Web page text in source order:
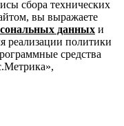
сбора технических
вы выражаете
данных и
реализации политики
средства